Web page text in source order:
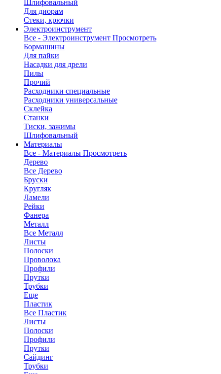
Шлифовальный
Для диорам
Стеки, крючки
Электроинструмент
Все - Электроинструмент Просмотреть
Бормашины
Для пайки
Насадки для дрели
Пилы
Прочий
Расходники специальные
Расходники универсальные
Склейка
Станки
Тиски, зажимы
Шлифовальный
Материалы
Все - Материалы Просмотреть
Дерево
Все Дерево
Бруски
Кругляк
Ламели
Рейки
Фанера
Металл
Все Металл
Листы
Полоски
Проволока
Профили
Прутки
Трубки
Еще
Пластик
Все Пластик
Листы
Полоски
Профили
Прутки
Сайдинг
Трубки